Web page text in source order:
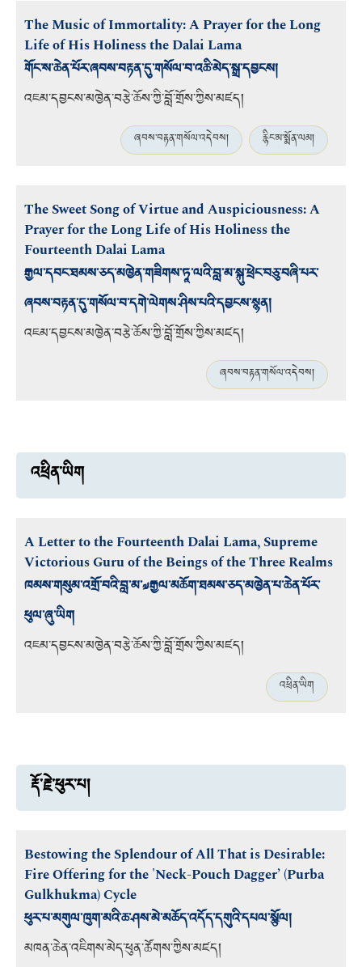
The Music of Immortality: A Prayer for the Long
Life of His Holiness the Dalai Lama
གོང་ས་ཆེན་པོར་ཞབས་བརྟན་དུ་གསོལ་བ་འཆི་མེད་སྒྲ་དབྱངས།
འཇམ་དབྱངས་མཁྱེན་བརྩེ་ཆོས་ཀྱི་བློ་གྲོས་ཀྱིས་མཛད།
ཞབས་བརྟན་གསོལ་འདེབས། རྙིང་མ་སྨོན་ལམ།
The Sweet Song of Virtue and Auspiciousness: A
Prayer for the Long Life of His Holiness the
Fourteenth Dalai Lama
རྒྱལ་དབང་ཐམས་ཅད་མཁྱེན་གཟིགས་ཏཱ་ལའི་བླ་མ་སྐུ་ཕྲེང་བཅུ་བཞི་པར་
ཞབས་བརྟན་དུ་གསོལ་བ་དགེ་ལེགས་ཤིས་པའི་དབྱངས་སྙན།
འཇམ་དབྱངས་མཁྱེན་བརྩེ་ཆོས་ཀྱི་བློ་གྲོས་ཀྱིས་མཛད།
ཞབས་བརྟན་གསོལ་འདེབས།
འཕྲིན་ཡིག
A Letter to the Fourteenth Dalai Lama, Supreme
Victorious Guru of the Beings of the Three Realms
ཁམས་གསུམ་འགྲོ་བའི་བླ་མ་༧རྒྱལ་མཆོག་ཐམས་ཅད་མཁྱེན་པ་ཆེན་པོར་
ཕུལ་ཞུ་ཡིག
འཇམ་དབྱངས་མཁྱེན་བརྩེ་ཆོས་ཀྱི་བློ་གྲོས་ཀྱིས་མཛད།
འཕྲིན་ཡིག
རྡོ་རྗེ་ཕུར་པ།
Bestowing the Splendour of All That is Desirable:
Fire Offering for the 'Neck-Pouch Dagger’ (Purba
Gulkhukma) Cycle
ཕུར་པ་མགུལ་ཁུག་མའི་ཆ་ཤས་མེ་མཆོད་འདོད་དགུའི་དཔལ་སྩོལ།
མཁན་ཆེན་འཇིགས་མེད་ཕུན་ཚོགས་ཀྱིས་མཛད།